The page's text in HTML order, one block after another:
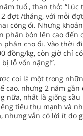
tuổi, than thở:
đợt /tháng, với mỗi
công ổi. Nhưng
phân bón lên cao đến
cho ổi. Vào thời
đồng/kg, còn giờ chỉ
lỗ vốn nặng!”.
coi là một trong
cao, nhưng 2 năm gần
nữa, nhất là giống sầu
tiêu thụ mạnh và
nhưng vẫn có lời ít do